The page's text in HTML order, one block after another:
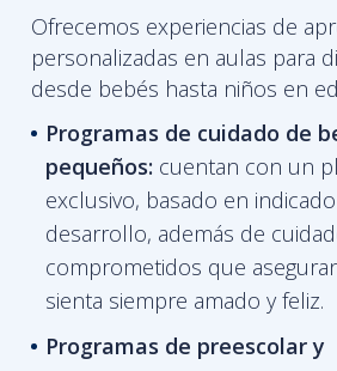
Ofrecemos experiencias de
personalizadas en aulas para
desde bebés hasta niños en
Programas de cuidado de
pequeños: cuentan con un
exclusivo, basado en
desarrollo, además de
comprometidos que
sienta siempre amado y feliz.
Programas de preescolar y